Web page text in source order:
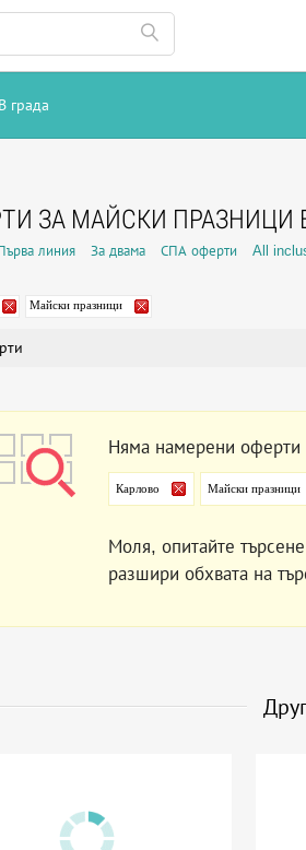
В града
ЗА МАЙСКИ ПРАЗНИЦИ
линия За двама СПА оферти All
Майски празници
Няма намерени оферти
Карлово Майски празници
Моля, опитайте
разшири обхвата на